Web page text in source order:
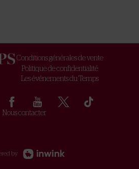
Conditions générales de vente
Politique de confidentialité
Les événements du Temps
Nous contacter
by